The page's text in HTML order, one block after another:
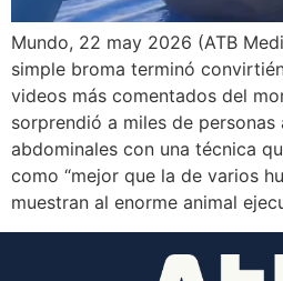
Mundo, 22 may 2026 (ATB
simple broma terminó
videos más comentados del
sorprendió a miles de
abdominales con una técnica
como “mejor que la de varios
muestran al enorme animal